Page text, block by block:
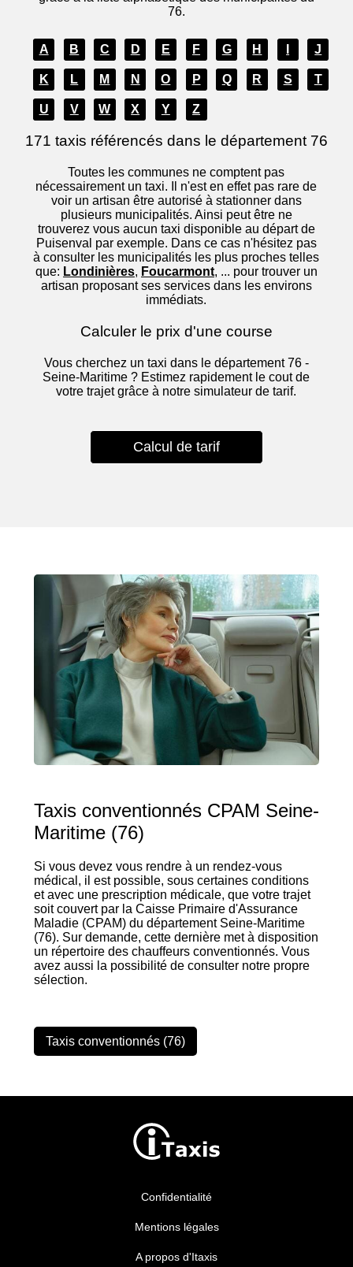
76.
A B C D E F G H J
K L M N O P Q R S T
U V W X Y Z
171 taxis référencés dans le département 76
Toutes les communes ne comptent pas
nécessairement un taxi. Il n'est en effet pas rare de
voir un artisan être autorisé à stationner dans
plusieurs municipalités. Ainsi peut être ne
trouverez vous aucun taxi disponible au départ de
Puisenval par exemple. Dans ce cas n'hésitez pas
à consulter les municipalités les plus proches telles
que: Londinières, Foucarmont, ... pour trouver un
artisan proposant ses services dans les environs
immédiats.
Calculer le prix d'une course
Vous cherchez un taxi dans le département 76 -
Seine-Maritime ? Estimez rapidement le cout de
votre trajet grâce à notre simulateur de tarif.
Calcul de tarif
Taxis conventionnés CPAM Seine-
Maritime (76)
Si vous devez vous rendre à un rendez-vous
médical, il est possible, sous certaines conditions
et avec une prescription médicale, que votre trajet
soit couvert par la Caisse Primaire d'Assurance
Maladie (CPAM) du département Seine-Maritime
(76). Sur demande, cette dernière met à disposition
un répertoire des chauffeurs conventionnés. Vous
avez aussi la possibilité de consulter notre propre
sélection.
Taxis conventionnés (76)
Confidentialité
Mentions légales
A propos d'Itaxis